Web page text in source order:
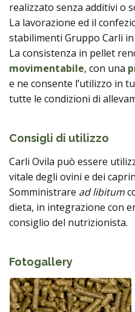
realizzato senza additivi o
La lavorazione ed il
stabilimenti Gruppo Carli
La consistenza in pellet
movimentabile, con una
e ne consente l’utilizzo in
tutte le condizioni di
Consigli di utilizzo
Carli Ovila può essere
vitale degli ovini e dei
Somministrare ad libitum
dieta, in integrazione con
consiglio del nutrizionista.
Fotogallery